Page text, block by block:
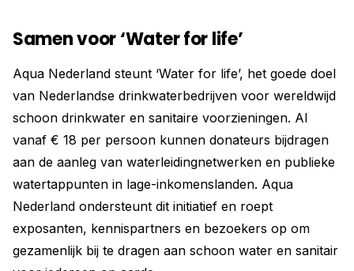
Samen voor ‘Water for life’
Aqua Nederland steunt ‘Water for life’, het goede doel
van Nederlandse drinkwater­bedrijven voor wereldwijd
schoon drinkwater en sanitaire voorzieningen. Al
vanaf € 18 per persoon kunnen donateurs bijdragen
aan de aanleg van waterleidingnetwerken en ­publieke
watertappunten in lage-inkomenslanden. Aqua
Nederland ondersteunt dit initiatief en roept
exposanten, kennispartners en bezoekers op om
gezamenlijk bij te dragen aan schoon water en sanitair